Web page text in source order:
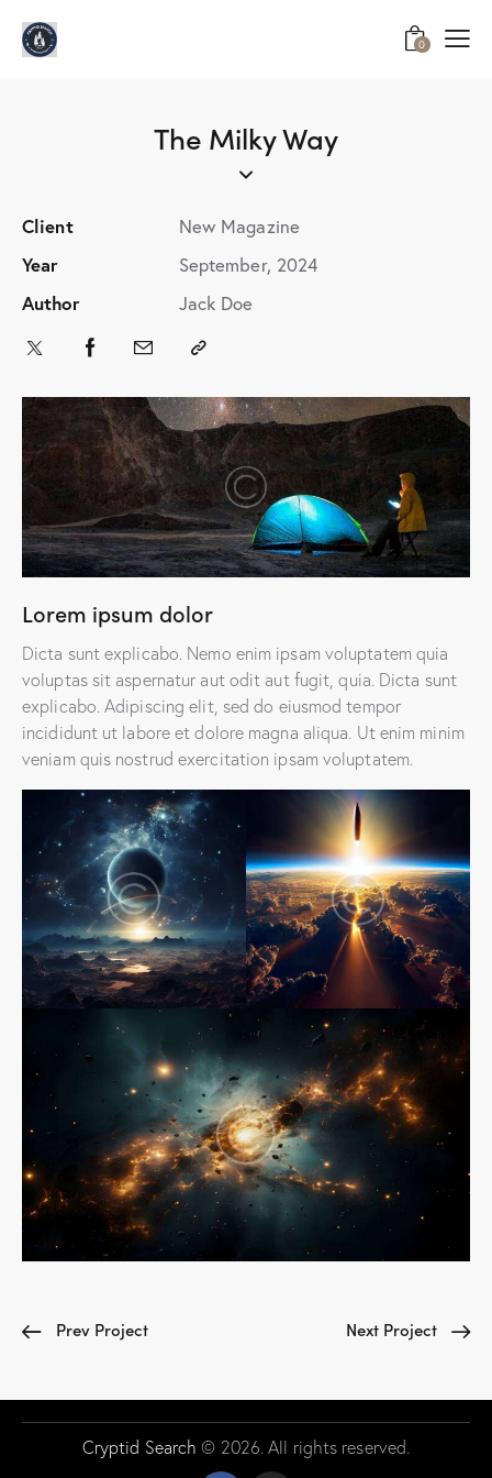
0
The Milky Way
Lorem ipsum dolor
Dicta sunt explicabo. Nemo enim ipsam voluptatem quia
voluptas sit aspernatur aut odit aut fugit, quia. Dicta sunt
explicabo. Adipiscing elit, sed do eiusmod tempor
incididunt ut labore et dolore magna aliqua. Ut enim minim
veniam quis nostrud exercitation ipsam voluptatem.
Client
New Magazine
Year
September, 2024
Author
Jack Doe
Prev Project Next Project
Cryptid Search © 2026. All rights reserved.